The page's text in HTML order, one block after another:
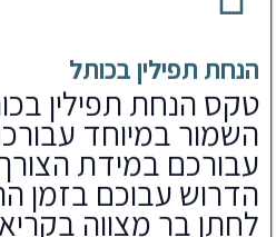
הנחת תפילין בכותל
טקס הנחת תפילין
השמור במיוחד
עבורכם במידת
הדרוש עבוכם בזמן
לחתן בר מצווה